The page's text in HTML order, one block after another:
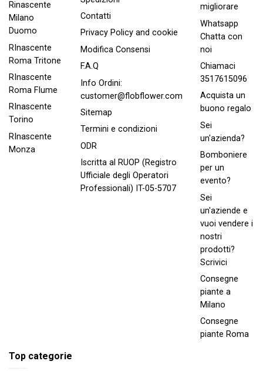
Rinascente
Milano
Duomo
RInascente
Roma Tritone
RInascente
Roma FIume
RInascente
Torino
RInascente
Monza
Contatti
Privacy Policy and cookie
Modifica Consensi
F.A.Q
Info Ordini:
customer@flobflower.com
Sitemap
Termini e condizioni
ODR
Iscritta al RUOP (Registro
Ufficiale degli Operatori
Professionali) IT-05-5707
migliorare
Whatsapp
Chatta con
noi
Chiamaci
3517615096
Acquista un
buono regalo
Sei
un'azienda?
Bomboniere
per un
evento?
Sei
un'aziende e
vuoi vendere i
nostri
prodotti?
Scrivici
Consegne
piante a
Milano
Consegne
piante Roma
Top categorie